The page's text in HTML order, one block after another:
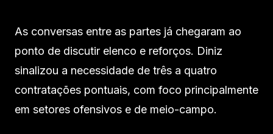
As conversas entre as partes já chegaram ao
ponto de discutir elenco e reforços. Diniz
sinalizou a necessidade de três a quatro
contratações pontuais, com foco principalmente
em setores ofensivos e de meio-campo.